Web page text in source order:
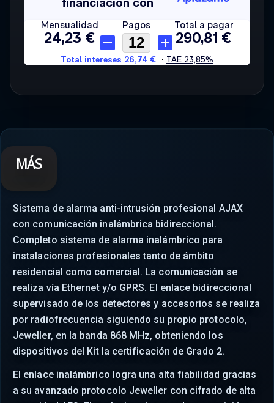
MÁS
Sistema de alarma anti-intrusión profesional AJAX
con comunicación inalámbrica bidireccional.
Completo sistema de alarma inalámbrico para
instalaciones profesionales tanto de ámbito
residencial como comercial. La comunicación se
realiza vía Ethernet y/o GPRS. El enlace bidireccional
supervisado de los detectores y accesorios se realiza
por radiofrecuencia siguiendo su propio protocolo,
Jeweller, en la banda 868 MHz, obteniendo los
dispositivos del Kit la certificación de Grado 2.
El enlace inalámbrico logra una alta fiabilidad gracias
a su avanzado protocolo Jeweller con cifrado de alta